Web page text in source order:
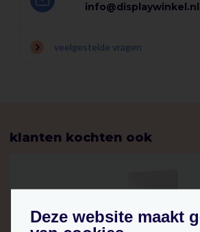
info@displaywinkel.nl
veelgestelde vragen
klanten kochten ook
Deze website maakt